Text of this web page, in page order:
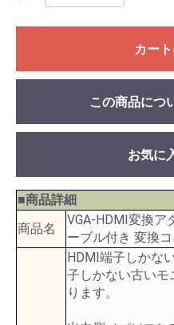
カー
この商品につ
お気に
■商品詳細
商品名
VGA-HDMI変換ア
ーブル付き 変換
HDMI端子しかな
子しかない古いモ
ります。